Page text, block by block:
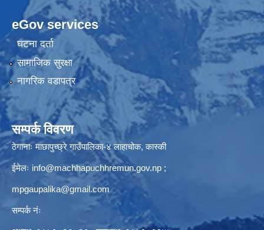
eGov services
घटना दर्ता
सामाजिक सुरक्षा
नागरिक वडापत्र
सम्पर्क विवरण
ठेगानाः माछापुच्छ्रे गाउँपालिका-४ लाहाचोक, कास्की
ईमेलः info@machhapuchhremun.gov.np ;
mpgaupalika@gmail.com
सम्पर्क नंः